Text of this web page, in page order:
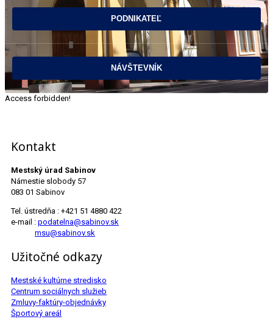
Access forbidden!
Kontakt
Mestský úrad Sabinov
Námestie slobody 57
083 01 Sabinov
Tel. ústredňa : +421 51 4880 422
e-mail : podatelna@sabinov.sk
msu@sabinov.sk
Užitočné odkazy
Mestské kultúrne stredisko
Centrum sociálnych služieb
Zmluvy-faktúry-objednávky
Športový areál